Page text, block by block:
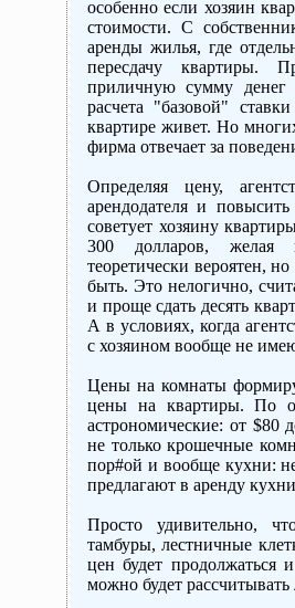
особенно если хозяин
стоимости. С
аренды жилья, где
пересдачу квартиры.
приличную сумму денег
расчета "базовой"
квартире живет. Но
фирма отвечает за
Определяя цену,
арендодателя и
советует хозяину
300 долларов, желая
теоретически вероятен,
быть. Это нелогично,
и проще сдать десять
А в условиях, когда
с хозяином вообще не
Цены на комнаты
цены на квартиры. По
астрономические: от $80
не только крошечные
пор#ой и вообще кухни:
предлагают в аренду
Просто удивительно,
тамбуры, лестничные
цен будет продолжаться
можно будет